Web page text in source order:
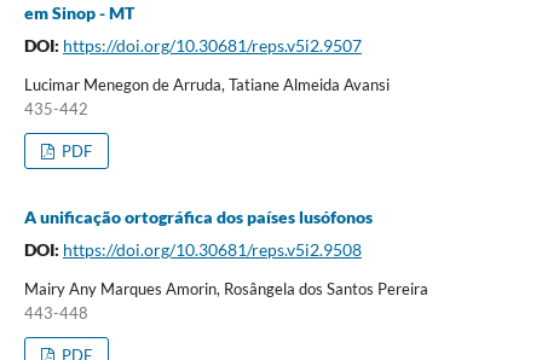
em Sinop - MT
DOI: https://doi.org/10.30681/reps.v5i2.9507
Lucimar Menegon de Arruda, Tatiane Almeida Avansi
435-442
PDF
A unificação ortográfica dos países lusófonos
DOI: https://doi.org/10.30681/reps.v5i2.9508
Mairy Any Marques Amorin, Rosângela dos Santos Pereira
443-448
PDF